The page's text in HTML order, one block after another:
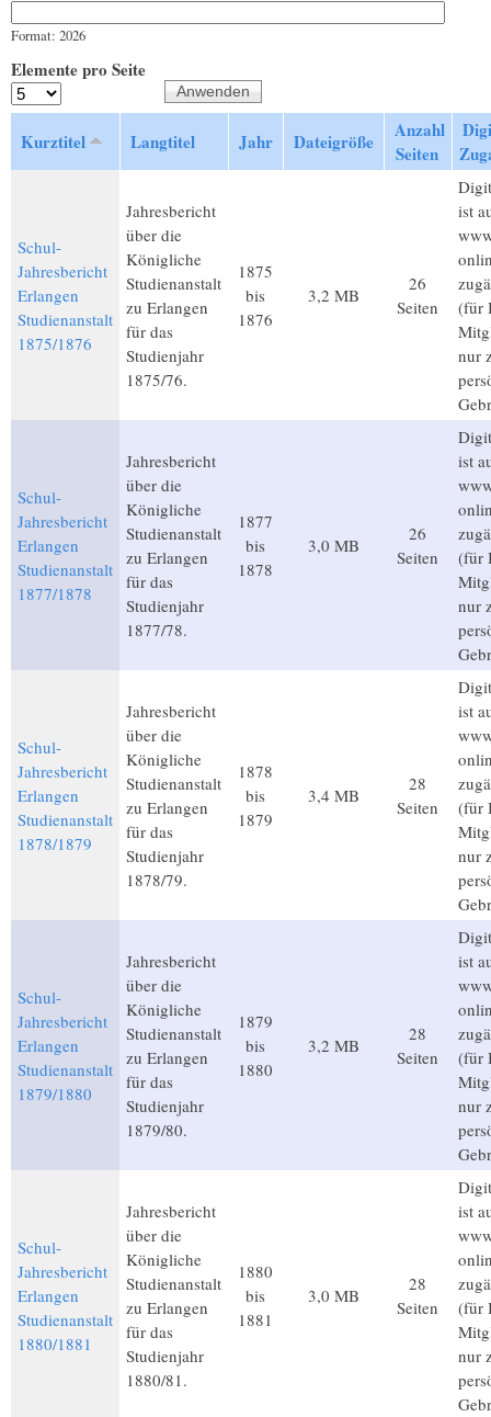
Format: 2026
Elemente pro Seite
Kurztitel Langtitel Jahr Dateigröße
Anzahl
Seiten
Schul-
Jahresbericht
Erlangen
Studienanstalt
1875/1876
Jahresbericht
über die
Königliche
Studienanstalt
zu Erlangen
für das
Studienjahr
1875/76.
1875
bis
1876
3,2 MB
26
Seiten
ist
(für
nur
Schul-
Jahresbericht
Erlangen
Studienanstalt
1877/1878
Jahresbericht
über die
Königliche
Studienanstalt
zu Erlangen
für das
Studienjahr
1877/78.
1877
bis
1878
3,0 MB
26
Seiten
ist
(für
nur
Schul-
Jahresbericht
Erlangen
Studienanstalt
1878/1879
Jahresbericht
über die
Königliche
Studienanstalt
zu Erlangen
für das
Studienjahr
1878/79.
1878
bis
1879
3,4 MB
28
Seiten
ist
(für
nur
Schul-
Jahresbericht
Erlangen
Studienanstalt
1879/1880
Jahresbericht
über die
Königliche
Studienanstalt
zu Erlangen
für das
Studienjahr
1879/80.
1879
bis
1880
3,2 MB
28
Seiten
ist
(für
nur
Schul-
Jahresbericht
Erlangen
Studienanstalt
1880/1881
Jahresbericht
über die
Königliche
Studienanstalt
zu Erlangen
für das
Studienjahr
1880/81.
1880
bis
1881
3,0 MB
28
Seiten
ist
(für
nur